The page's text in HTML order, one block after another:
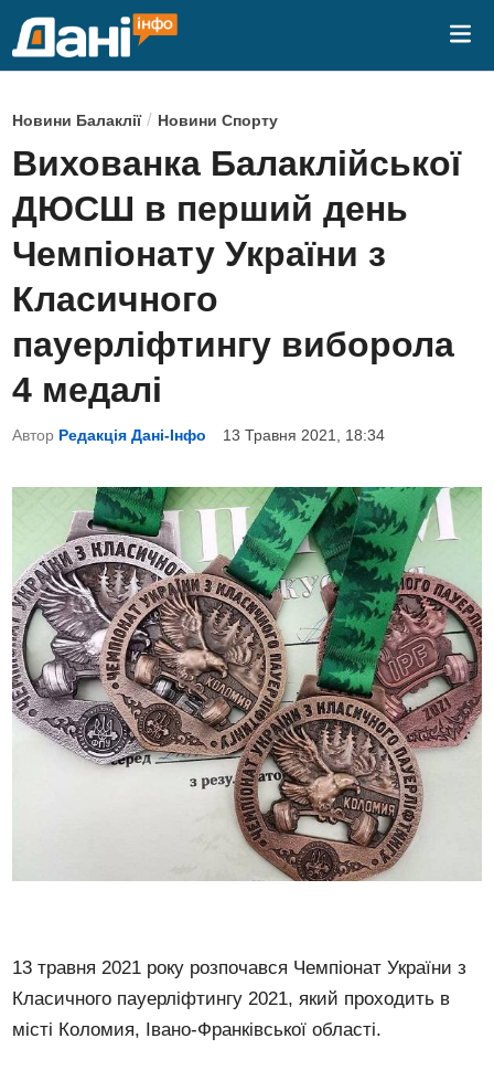
P
o
s
t
e
n
Новини Балаклії/ Новини Спорту
Вихованка Балаклійської
ДЮСШ в перший день
Чемпіонату України з
Класичного
пауерліфтингу виборола
4 медалі
Автор Редакція Дані-Інфо 13 Травня 2021, 18:34
13 травня 2021 року розпочався Чемпіонат України з
Класичного пауерліфтингу 2021, який проходить в
місті Коломия, Івано-Франківської області.